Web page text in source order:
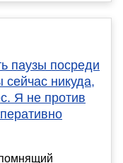
паузы посреди
никуда,
Я не против